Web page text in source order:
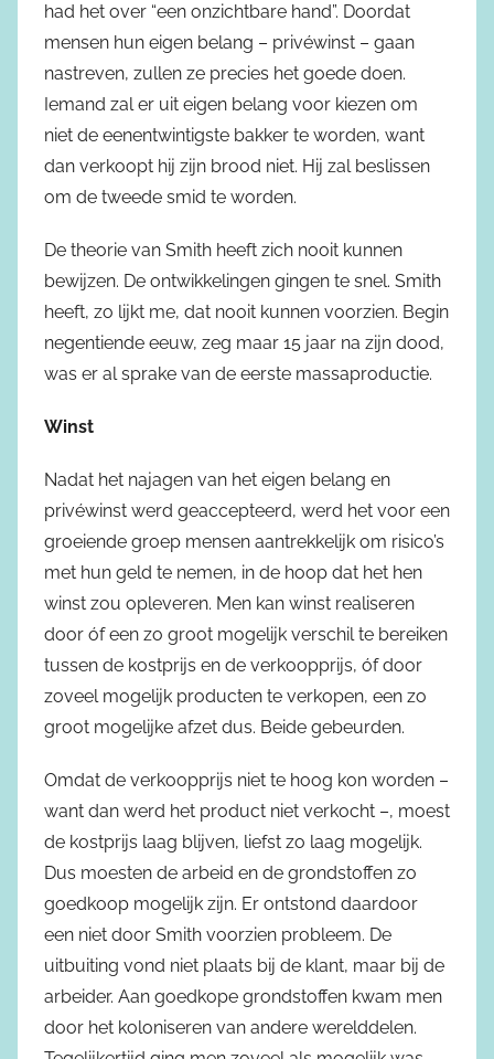
had het over “een onzichtbare hand”. Doordat
mensen hun eigen belang – privéwinst – gaan
nastreven, zullen ze precies het goede doen.
Iemand zal er uit eigen belang voor kiezen om
niet de eenentwintigste bakker te worden, want
dan verkoopt hij zijn brood niet. Hij zal beslissen
om de tweede smid te worden.
De theorie van Smith heeft zich nooit kunnen
bewijzen. De ontwikkelingen gingen te snel. Smith
heeft, zo lijkt me, dat nooit kunnen voorzien. Begin
negentiende eeuw, zeg maar 15 jaar na zijn dood,
was er al sprake van de eerste massaproductie.
Winst
Nadat het najagen van het eigen belang en
privéwinst werd geaccepteerd, werd het voor een
groeiende groep mensen aantrekkelijk om risico’s
met hun geld te nemen, in de hoop dat het hen
winst zou opleveren. Men kan winst realiseren
door óf een zo groot mogelijk verschil te bereiken
tussen de kostprijs en de verkoopprijs, óf door
zoveel mogelijk producten te verkopen, een zo
groot mogelijke afzet dus. Beide gebeurden.
Omdat de verkoopprijs niet te hoog kon worden –
want dan werd het product niet verkocht –, moest
de kostprijs laag blijven, liefst zo laag mogelijk.
Dus moesten de arbeid en de grondstoffen zo
goedkoop mogelijk zijn. Er ontstond daardoor
een niet door Smith voorzien probleem. De
uitbuiting vond niet plaats bij de klant, maar bij de
arbeider. Aan goedkope grondstoffen kwam men
door het koloniseren van andere werelddelen.